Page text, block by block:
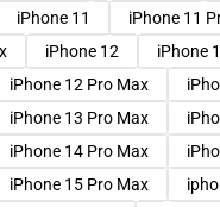
iPhone 11
iPhone 11
iPhone 12
iPhone
iPhone 12 Pro Max
iPhone 13 Pro Max
iPhone 14 Pro Max
iPhone 15 Pro Max